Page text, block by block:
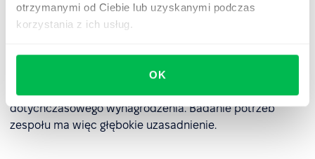
otrzymanymi od Ciebie lub uzyskanymi podczas
korzystania z ich usług.
OK
zapytać również potencjalnych kandydatów,
wykorzystując do tego media społecznościowe. Z
Rynkowych i Społecznych wynika, żetylko 19,2%
zdecydowanie poparłoby wprowadzenie
czterodniowego tygodnia pracy, przy utrzymaniu
dotychczasowego wynagrodzenia. Badanie potrzeb
zespołu ma więc głębokie uzasadnienie.